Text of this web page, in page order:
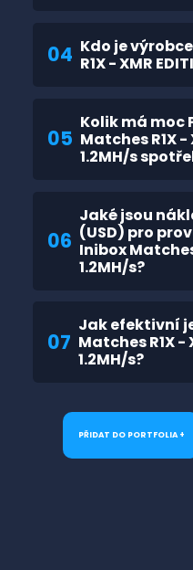
04 Kdo je výrobcem Inibox
R1X - XMR
05
Kolik má moc
Matches R1X -
1.2MH/s
06
Jaké jsou
(USD) pro
Inibox Matches
1.2MH/s?
07
Jak efektivní
Matches R1X -
1.2MH/s?
PŘIDAT DO PORTFOLIA +